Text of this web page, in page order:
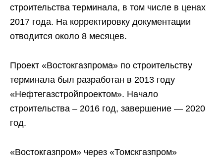
строительства терминала, в том числе в ценах
2017 года. На корректировку документации
отводится около 8 месяцев.
Проект «Востокгазпрома» по строительству
терминала был разработан в 2013 году
«Нефтегазстройпроектом». Начало
строительства – 2016 год, завершение — 2020
год.
«Востокгазпром» через «Томскгазпром»